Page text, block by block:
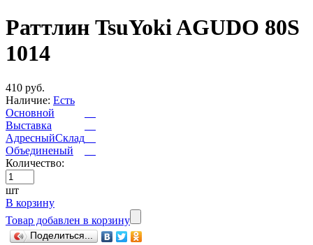
Раттлин TsuYoki AGUDO 80S
1014
410 руб.
Наличие: Есть
Основной
Выставка
АдресныйСклад
Объединеный
Количество:
шт
В корзину
Товар добавлен в корзину
Поделиться...